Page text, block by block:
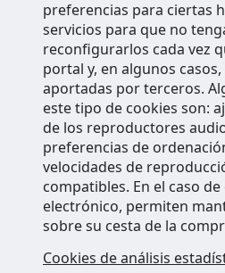
preferencias para ciertas
servicios para que no
reconfigurarlos cada vez
portal y, en algunos
aportadas por terceros.
este tipo de cookies son:
de los reproductores
preferencias de
velocidades de
compatibles. En el caso
electrónico, permiten
sobre su cesta de la
Cookies de análisis